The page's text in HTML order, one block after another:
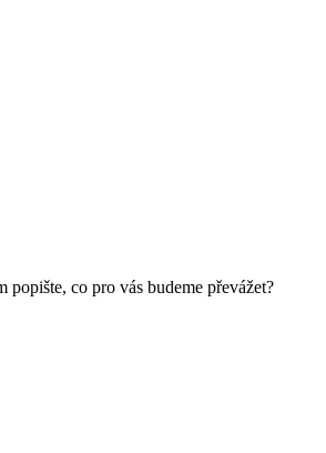
popište, co pro vás budeme převážet?